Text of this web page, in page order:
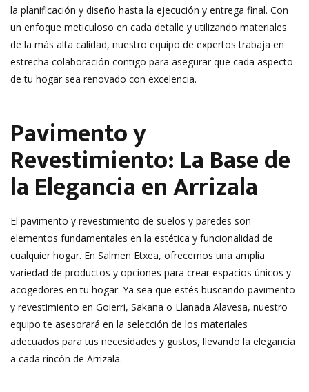
la planificación y diseño hasta la ejecución y entrega final. Con
un enfoque meticuloso en cada detalle y utilizando materiales
de la más alta calidad, nuestro equipo de expertos trabaja en
estrecha colaboración contigo para asegurar que cada aspecto
de tu hogar sea renovado con excelencia.
Pavimento y
Revestimiento: La Base de
la Elegancia en Arrizala
El pavimento y revestimiento de suelos y paredes son
elementos fundamentales en la estética y funcionalidad de
cualquier hogar. En Salmen Etxea, ofrecemos una amplia
variedad de productos y opciones para crear espacios únicos y
acogedores en tu hogar. Ya sea que estés buscando pavimento
y revestimiento en Goierri, Sakana o Llanada Alavesa, nuestro
equipo te asesorará en la selección de los materiales
adecuados para tus necesidades y gustos, llevando la elegancia
a cada rincón de Arrizala.